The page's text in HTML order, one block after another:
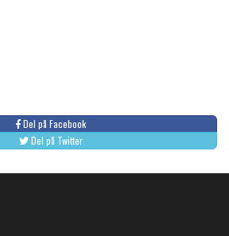
Del på Facebook
Del på Twitter